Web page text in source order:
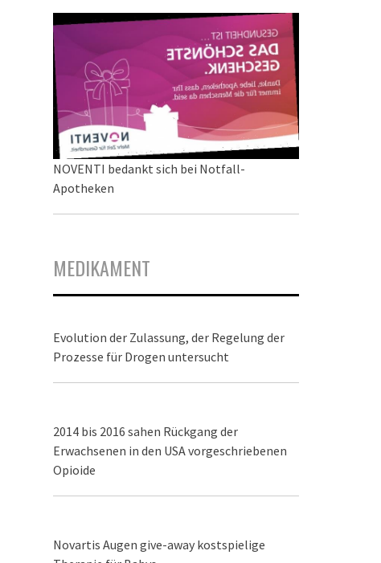
NOVENTI bedankt sich bei Notfall-
Apotheken
MEDIKAMENT
Evolution der Zulassung, der Regelung der
Prozesse für Drogen untersucht
2014 bis 2016 sahen Rückgang der
Erwachsenen in den USA vorgeschriebenen
Opioide
Novartis Augen give-away kostspielige